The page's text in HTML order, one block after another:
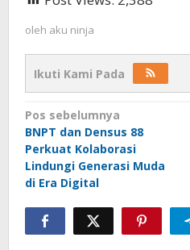
oleh aku ninja
Ikuti Kami Pada
Navigasi
pos
Pos sebelumnya
BNPT dan Densus 88
Perkuat Kolaborasi
Lindungi Generasi Muda
di Era Digital